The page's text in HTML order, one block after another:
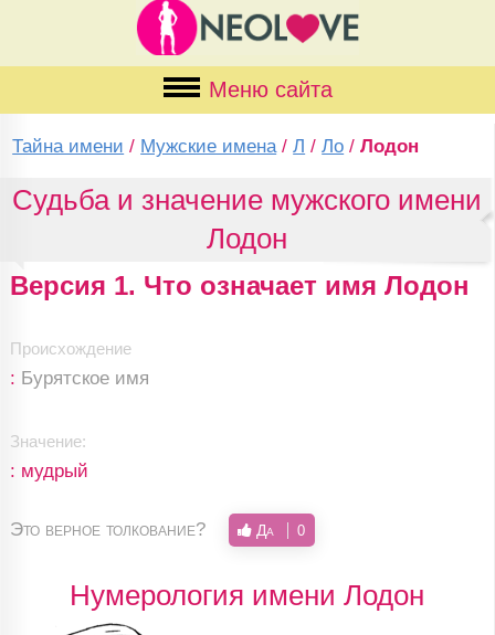
Меню сайта
Тайна имени / Мужские имена /Л /Ло /Лодон
Судьба и значение мужского имени
Лодон
Версия 1. Что означает имя Лодон
Происхождение
: Бурятское имя
Значение:
: мудрый
Это верное толкование? Да 0
Нумерология имени Лодон